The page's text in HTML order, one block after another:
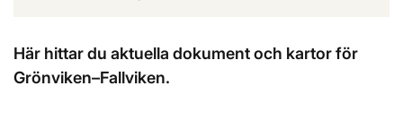
Här hittar du aktuella dokument och kartor för
Grönviken–Fallviken.